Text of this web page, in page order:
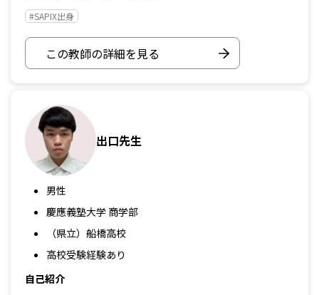
#SAPIX出身
この教師の詳細を見る
出口先生
男性
慶應義塾大学 商学部
（県立）船橋高校
高校受験経験あり
自己紹介